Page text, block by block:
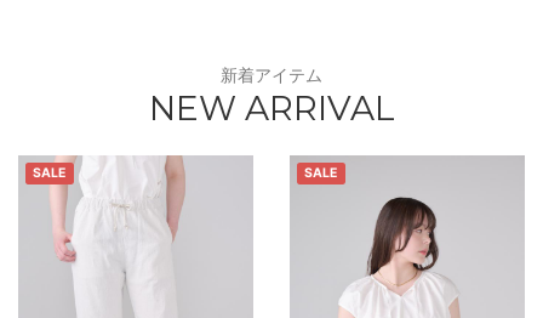
新着アイテム
NEW ARRIVAL
SALE SALE